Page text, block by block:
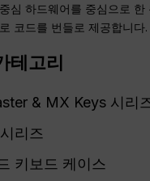
심 하드웨어를 중심으로 한
코드를 번들로 제공합니다.
테고리
& MX Keys 시리
리즈
키보드 케이스